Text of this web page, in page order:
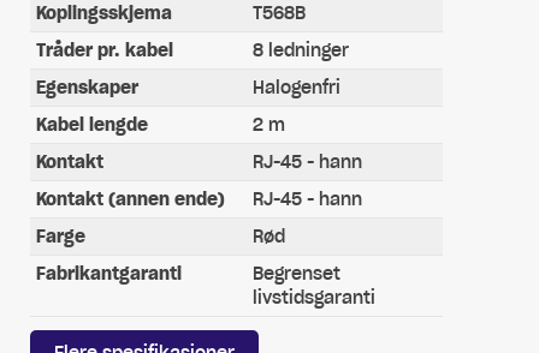
Koplingsskjema
T568B
Tråder pr. kabel
8 ledninger
Egenskaper
Halogenfri
Kabel lengde
2 m
Kontakt
RJ-45 - hann
Kontakt (annen ende)
RJ-45 - hann
Farge
Rød
Fabrikantgaranti
Begrenset
livstidsgaranti